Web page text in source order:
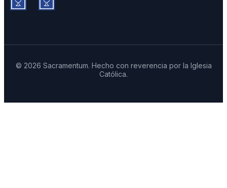
© 2026 Sacramentum. Hecho con reverencia por la Iglesia
Católica.